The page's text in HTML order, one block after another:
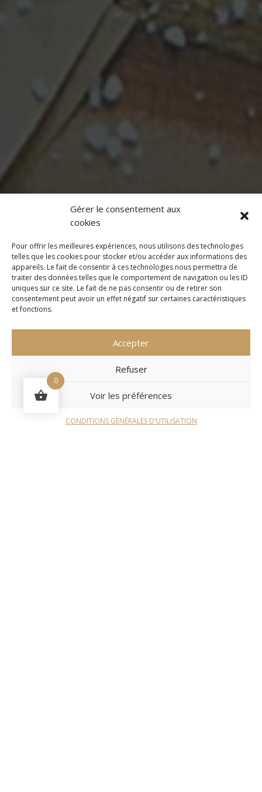
Gérer le consentement aux
cookies
Pour offrir les meilleures expériences, nous utilisons des technologies
telles que les cookies pour stocker et/ou accéder aux informations des
appareils. Le fait de consentir à ces technologies nous permettra de
traiter des données telles que le comportement de navigation ou les ID
uniques sur ce site. Le fait de ne pas consentir ou de retirer son
consentement peut avoir un effet négatif sur certaines caractéristiques
et fonctions.
Accepter
Refuser
Voir les préférences
CONDITIONS GÉNÉRALES D’UTILISATION
0